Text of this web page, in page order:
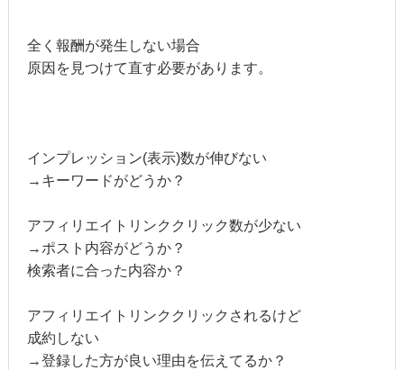
全く報酬が発生しない場合
原因を見つけて直す必要があります。
インプレッション(表示)数が伸びない
→キーワードがどうか？
アフィリエイトリンククリック数が少ない
→ポスト内容がどうか？
検索者に合った内容か？
アフィリエイトリンククリックされるけど
成約しない
→登録した方が良い理由を伝えてるか？